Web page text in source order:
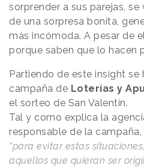
sorprender a sus parejas, se
de una sorpresa bonita,
más incómoda. A pesar de
porque saben que lo hacen
Partiendo de este insight se
campaña de Loterías y
el sorteo de San Valentín.
Tal y como explica la
responsable de la campaña,
“para evitar estas
aquellos que quieran ser